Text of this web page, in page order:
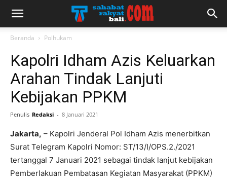
Beranda Polhukam
Kapolri Idham Azis Keluarkan
Arahan Tindak Lanjuti
Kebijakan PPKM
Penulis Redaksi - 8 Januari 2021
Jakarta, – Kapolri Jenderal Pol Idham Azis menerbitkan
Surat Telegram Kapolri Nomor: ST/13/I/OPS.2./2021
tertanggal 7 Januari 2021 sebagai tindak lanjut kebijakan
Pemberlakuan Pembatasan Kegiatan Masyarakat (PPKM)